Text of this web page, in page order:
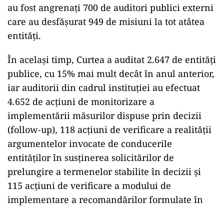
au fost angrenaţi 700 de auditori publici externi
care au desfăşurat 949 de misiuni la tot atâtea
entităţi.
În acelaşi timp, Curtea a auditat 2.647 de entităţi
publice, cu 15% mai mult decât în anul anterior,
iar auditorii din cadrul instituţiei au efectuat
4.652 de acţiuni de monitorizare a
implementării măsurilor dispuse prin decizii
(follow-up), 118 acţiuni de verificare a realităţii
argumentelor invocate de conducerile
entităţilor în susţinerea solicitărilor de
prelungire a termenelor stabilite în decizii şi
115 acţiuni de verificare a modului de
implementare a recomandărilor formulate în